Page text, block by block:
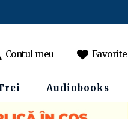
Contul meu Favorite
Audiobooks